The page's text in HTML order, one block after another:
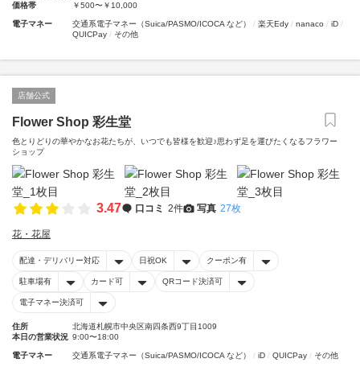
価格帯
￥500〜￥10,000
電子マネー 交通系電子マネー（Suica/PASMO/ICOCA など） 楽天Edy nanaco
iD
QUICPay
その他
店舗公式
Flower Shop 彩生堂
色とりどりの華やかなお花たちが、いつでも皆様を歓迎♪思わず足を運びたくなるフラワー
ショップ
3.47 口コミ 2件 写真 27枚
花・花屋
配達・デリバリー対応 日祝OK クーポン有
駐車場有 カード可 QRコード決済可
電子マネー決済可
住所
北海道札幌市中央区南四条西9丁目1009
本日の営業状況 9:00〜18:00
電子マネー 交通系電子マネー（Suica/PASMO/ICOCA など） iD QUICPay その他